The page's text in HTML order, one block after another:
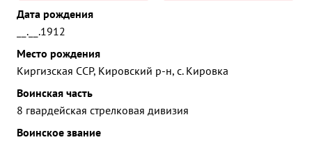
Дата рождения
__.__.1912
Место рождения
Киргизская ССР, Кировский р-н, с. Кировка
Воинская часть
8 гвардейская стрелковая дивизия
Воинское звание